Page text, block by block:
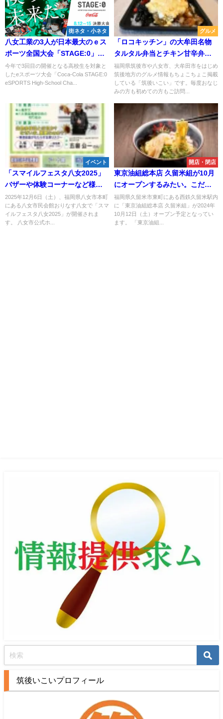
街ネタ・小ネタ
八女工業の3人が日本最大のｅス
ポーツ全国大会「STAGE:0」に
出場！8月14日に日本一目指して
戦う
今年で3回目の開催となる高校生を対象と
したeスポーツ大会「Coca-Cola STAGE:0
eSPORTS High-School Cha...
グルメ
「ロコキッチン」の大牟田名物
タルタル弁当とチキン甘辛弁当
を食べてみた！（大牟田市）
福岡県筑後市や八女市、大牟田市をはじめ
筑後地方のグルメ情報もちょこちょこ掲載
している「筑後いこい」です。毎度おなじ
みの方も初めての方もご訪問...
イベント
「スマイルフェスタ八女2025」
バザーや体験コーナーなど様々
なイベントを開催！
2025年12月6日（土）、福岡県八女市本町
にある八女市民会館おりなす八女で「スマ
イルフェスタ八女2025」が開催されま
す。 八女市公式ホ...
開店・閉店
東京油組総本店 久留米組が10月
にオープンするみたい。こだわ
りの自家製麺の油そば
福岡県久留米市東町にある西鉄久留米駅内
に「東京油組総本店 久留米組」が2024年
10月12日（土）オープン予定となってい
ます。 「東京油組...
筑後いこいプロフィール